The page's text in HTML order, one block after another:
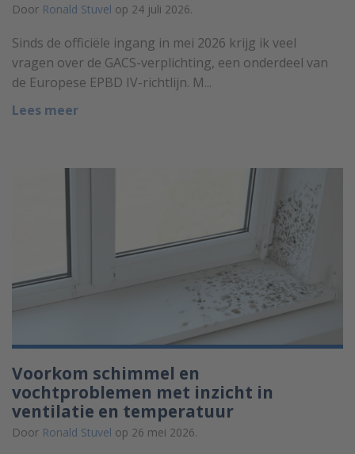
Door Ronald Stuvel op 24 juli 2026.
Sinds de officiële ingang in mei 2026 krijg ik veel
vragen over de GACS-verplichting, een onderdeel van
de Europese EPBD IV-richtlijn. M...
Lees meer
Voorkom schimmel en
vochtproblemen met inzicht in
ventilatie en temperatuur
Door Ronald Stuvel op 26 mei 2026.